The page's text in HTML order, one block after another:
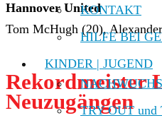
KONTAKT
HILFE BEI
KINDER | JUGEND
TRY OUT
Hannover United
Tom McHugh (20),
Rekordmeister
Neuzugängen